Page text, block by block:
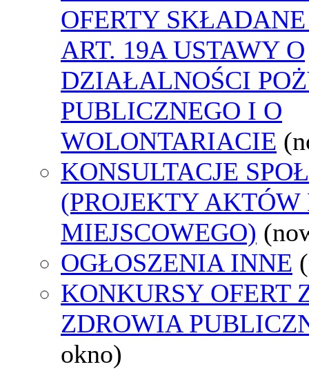
OFERTY
ART. 19A USTAWY O
DZIAŁALNOŚCI
PUBLICZNEGO I O
WOLONTARIACIE
KONSULTACJE
(PROJEKTY AKTÓW
MIEJSCOWEGO)
OGŁOSZENIA INNE
KONKURSY OFERT
ZDROWIA
okno)